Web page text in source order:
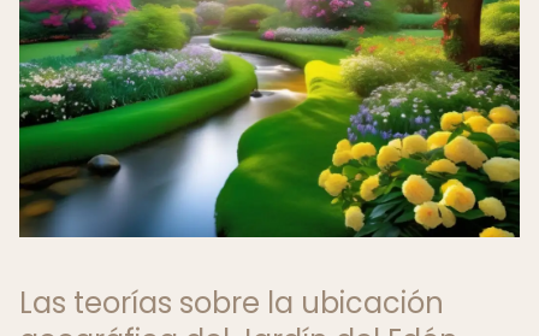
Las teorías sobre la ubicación